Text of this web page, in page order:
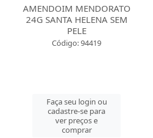
AMENDOIM MENDORATO
24G SANTA HELENA SEM
PELE
Código: 94419
Faça seu login ou
cadastre-se para
ver preços e
comprar